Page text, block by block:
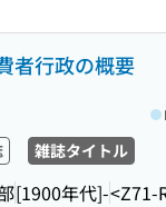
者行政の概要
雑誌タイトル
[1900年代]-<Z71-